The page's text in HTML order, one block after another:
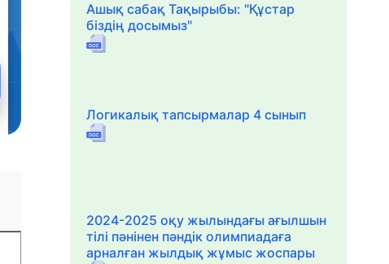
Ашық сабақ Тақырыбы: "Құстар
біздің досымыз"
Логикалық тапсырмалар 4 сынып
2024-2025 оқу жылындағы ағылшын
тілі пәнінен пәндік олимпиадаға
арналған жылдық жұмыс жоспары